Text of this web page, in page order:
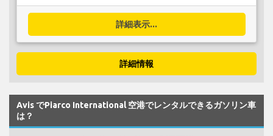
詳細表示...
詳細情報
Avis でPiarco International 空港でレンタルできるガソリン車
は？